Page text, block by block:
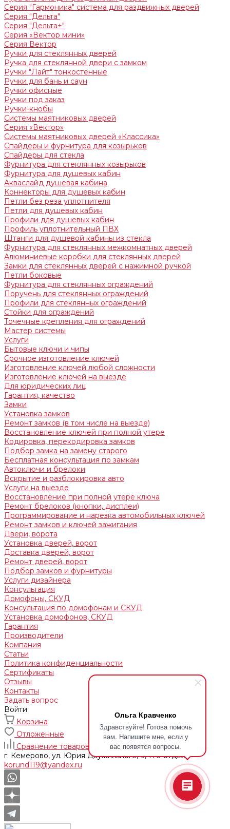
Ольга Кравченко
Здравствуйте! Готова помочь
вам. Напишите мне, если у
вас появятся вопросы.
Серия "Гармоника" система для раздвижных дверей
Серия "Дельта"
Серия "Дельта+"
Серия «Вектор мини»
Серия Вектор
Ручки для стеклянных дверей
Ручка для стеклянной двери с замком
Ручки "Лайт" тонкостенные
Ручки для бань и саун
Ручки офисные
Ручки под заказ
Ручки-кнобы
Системы маятниковых дверей
Серия «Вектор»
Системы маятниковых дверей «Классика»
Спайдеры и фурнитура для козырьков
Спайдеры для стекла
Фурнитура для стеклянных козырьков
Фурнитура для душевых кабин
Акваслайд душевая кабина
Коннекторы для душевых кабин
Петли без реза уплотнителя
Петли для душевых кабин
Профили для душевых кабин
Профиль уплотнительный ПВХ
Штанги для душевой кабины из стекла
Фурнитура для стеклянных межкомнатных дверей
Алюминиевые коробки для стеклянных дверей
Замки для стеклянных дверей с нажимной ручкой
Петли боковые
Фурнитура для стеклянных ограждений
Поручень для стеклянных ограждений
Профили для стеклянных ограждений
Стойки для ограждений
Точечные крепления для ограждений
Мастер системы
Услуги
Бытовые ключи и чипы
Срочное изготовление ключей
Изготовление ключей любой сложности
Изготовление ключей на выезде
Для юридических лиц
Гарантия, качество
Замки
Установка замков
Ремонт замков (в том числе на выезде)
Восстановление ключей при полной утере
Кодировка, перекодировка замков
Подбор замка на замену старого
Бесплатная консультация по замкам
Автоключи и брелоки
Вскрытие и разблокировка авто
Услуги на выезде
Восстановление при полной утере ключа
Ремонт брелоков (кнопки, дисплеи)
Программирование и нарезка автомобильных ключей
Ремонт замков и ключей зажигания
Двери, ворота
Установка дверей, ворот
Доставка дверей, ворот
Ремонт дверей, ворот
Подбор замков и фурнитуры
Услуги дизайнера
Консультация
Домофоны, СКУД
Консультация по домофонам и СКУД
Установка домофонов, СКУД
Гарантия
Производители
Компания
Статьи
Политика конфиденциальности
Сертификаты
Отзывы
Контакты
Задать вопрос
Войти
Корзина
Отложенные
Сравнение товаров
г. Кемерово, ул. Юрия Двужильного, 9, 170 отдел
korund119@yandex.ru